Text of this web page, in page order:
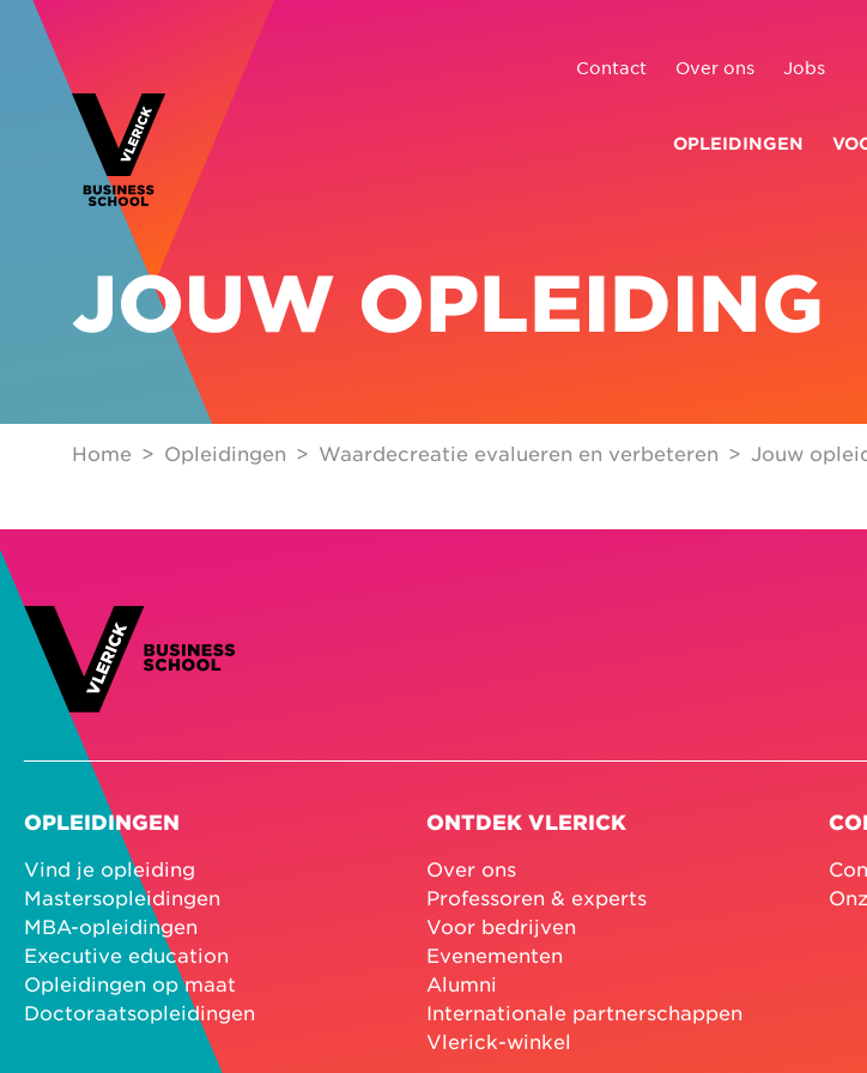
Contact Over ons Jobs
OPLEIDINGEN
JOUW OPLEIDING
Home Opleidingen Waardecreatie evalueren en verbeteren Jouw
OPLEIDINGEN
Vind je opleiding
Mastersopleidingen
MBA-opleidingen
Executive education
Opleidingen op maat
Doctoraatsopleidingen
ONTDEK VLERICK
Over ons
Professoren & experts
Voor bedrijven
Evenementen
Alumni
Internationale partnerschappen
Vlerick-winkel